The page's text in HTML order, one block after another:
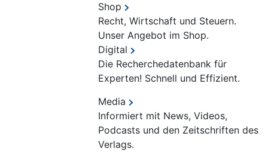
Shop
Recht, Wirtschaft und Steuern.
Unser Angebot im Shop.
Digital
Die Recherchedatenbank für
Experten! Schnell und Effizient.
Media
Informiert mit News, Videos,
Podcasts und den Zeitschriften des
Verlags.